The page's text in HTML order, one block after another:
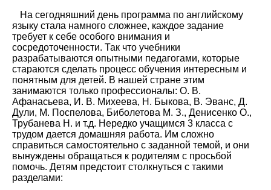
На сегодняшний день программа по английскому
языку стала намного сложнее, каждое задание
требует к себе особого внимания и
сосредоточенности. Так что учебники
разрабатываются опытными педагогами, которые
стараются сделать процесс обучения интересным и
понятным для детей. В нашей стране этим
занимаются только профессионалы: О. В.
Афанасьева, И. В. Михеева, Н. Быкова, В. Эванс, Д.
Дули, М. Поспелова, Биболетова М. З., Денисенко О.,
Трубанева Н. и т.д. Нередко учащимся 3 класса с
трудом дается домашняя работа. Им сложно
справиться самостоятельно с заданной темой, и они
вынуждены обращаться к родителям с просьбой
помочь. Детям предстоит столкнуться с такими
разделами: